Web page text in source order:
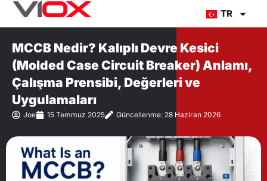
İçeriğe
TR
MCCB Nedir? Kalıplı Devre Kesici
(Molded Case Circuit Breaker) Anlamı,
Çalışma Prensibi, Değerleri ve
Uygulamaları
Joe 15 Temmuz 2025 Güncellenme: 28 Haziran 2026